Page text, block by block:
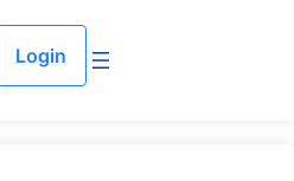
Login